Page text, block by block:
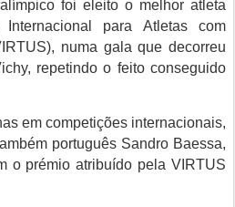
foi eleito o melhor atleta
para Atletas com
numa gala que decorreu
repetindo o feito conseguido
em competições internacionais,
português Sandro Baessa,
o prémio atribuído pela VIRTUS